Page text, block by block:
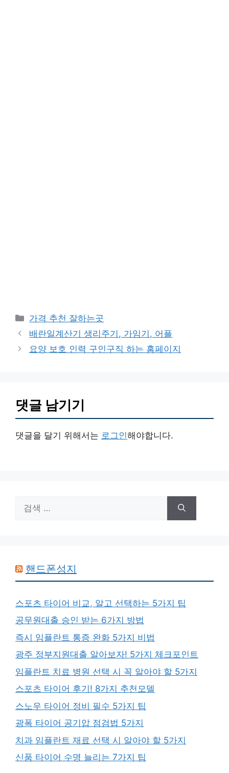
카
테
리
가격 추천 잘하는곳
배란일계산기 생리주기, 가임기, 어플
요양 보호 인력 구인구직 하는 홈페이지
댓글 남기기
댓글을 달기 위해서는 로그인해야합니다.
색:
핸드폰성지
스포츠 타이어 비교, 알고 선택하는 5가지 팁
공무원대출 승인 받는 6가지 방법
즉시 임플란트 통증 완화 5가지 비법
광주 정부지원대출 알아보자! 5가지 체크포인트
임플란트 치료 병원 선택 시 꼭 알아야 할 5가지
스포츠 타이어 후기! 8가지 추천모델
스노우 타이어 정비 필수 5가지 팁
광폭 타이어 공기압 점검법 5가지
치과 임플란트 재료 선택 시 알아야 할 5가지
신품 타이어 수명 늘리는 7가지 팁